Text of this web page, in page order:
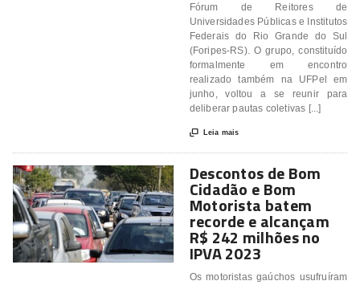
Fórum de Reitores de
Universidades Públicas e Institutos
Federais do Rio Grande do Sul
(Foripes-RS). O grupo, constituído
formalmente em encontro
realizado também na UFPel em
junho, voltou a se reunir para
deliberar pautas coletivas [...]
 Leia mais
Descontos de Bom
Cidadão e Bom
Motorista batem
recorde e alcançam
R$ 242 milhões no
IPVA 2023
Os motoristas gaúchos usufruíram